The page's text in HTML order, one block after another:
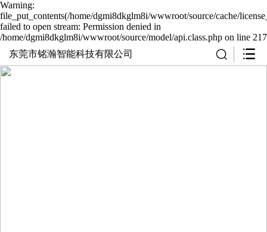
Warning:
file_put_contents(/home/dgmi8dkglm8i/wwwroot/source/cache/
failed to open stream: Permission denied in
/home/dgmi8dkglm8i/wwwroot/source/model/api.class.php on line 217
东莞市铭瀚智能科技有限公司